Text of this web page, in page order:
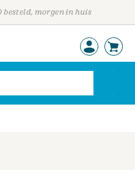
besteld, morgen in huis